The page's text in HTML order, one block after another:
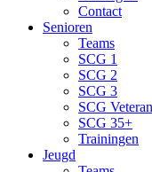
Contact
Senioren
Teams
SCG 1
SCG 2
SCG 3
SCG
SCG 35+
Trainingen
Jeugd